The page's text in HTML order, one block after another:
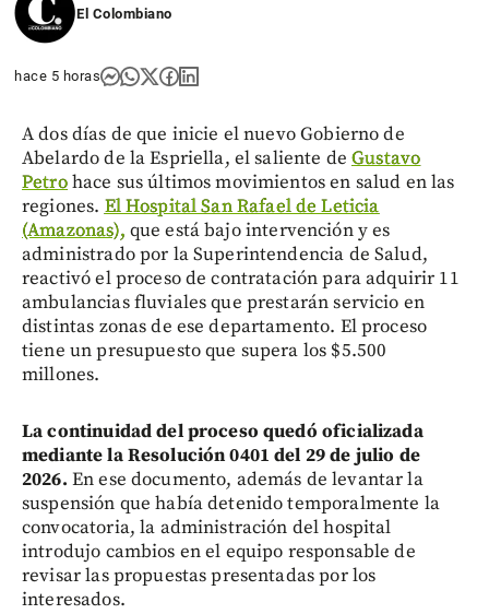
El Colombiano
hace 5 horas
A dos días de que inicie el nuevo Gobierno de
Abelardo de la Espriella, el saliente deGustavo
Petrohace sus últimos movimientos en salud en las
regiones. El Hospital San Rafael de Leticia
(Amazonas), que está bajo intervención y es
administrado por la Superintendencia de Salud,
reactivó el proceso de contratación para adquirir 11
ambulancias fluviales que prestarán servicio en
distintas zonas de ese departamento. El proceso
tiene un presupuesto que supera los $5.500
millones.
La continuidad del proceso quedó oficializada
mediante la Resolución 0401 del 29 de julio de
2026. En ese documento, además de levantar la
suspensión que había detenido temporalmente la
convocatoria, la administración del hospital
introdujo cambios en el equipo responsable de
revisar las propuestas presentadas por los
interesados.